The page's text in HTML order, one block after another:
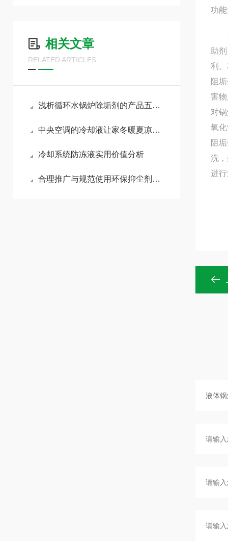
相关文章
RELATED ARTICLES
浅析循环水锅炉除垢剂的产品五大核心优势
中央空调的冷却液让家冬暖夏凉的秘密
冷却系统防冻液实用价值分析
合理推广与规范使用环保抑尘剂助力各行业扬尘达标治理
功
1
助
利
阻
害
对
氧
阻
洗
进